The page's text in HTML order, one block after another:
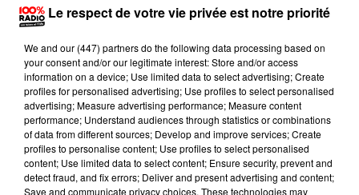
Lecture (1 min 14 sec)
Le respect de votre vie privée est notre priorité
We and our (447) partnersdo the following data processing based on
your consent and/or our legitimate interest: Store and/or access
information on a device; Use limited data to select advertising; Create
profiles for personalised advertising; Use profiles to select personalised
advertising; Measure advertising performance; Measure content
performance; Understand audiences through statistics or combinations
of data from different sources; Develop and improve services; Create
profiles to personalise content; Use profiles to select personalised
content; Use limited data to select content; Ensure security, prevent and
detect fraud, and fix errors; Deliver and present advertising and content;
Save and communicate privacy choices. These technologies may